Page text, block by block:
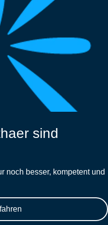
sind
noch besser, kompetent und